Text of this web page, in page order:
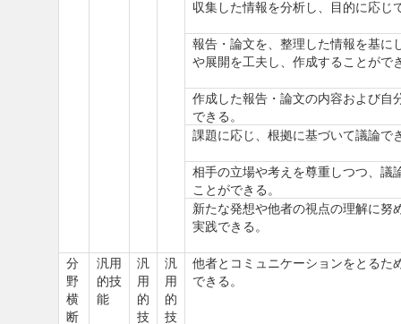
収集した情報を分析し、目的に応じ
報告・論文を、整理した情報を基に
や展開を工夫し、作成することがで
作成した報告・論文の内容および自
できる。
課題に応じ、根拠に基づいて議論で
相手の立場や考えを尊重しつつ、議
ことができる。
新たな発想や他者の視点の理解に
実践できる。
分
野
横
断
汎用
的技
能
汎
用
的
技
汎
用
的
技
他者とコミュニケーションをとるた
できる。